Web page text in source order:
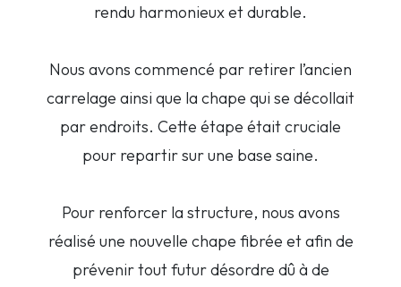
rendu harmonieux et durable.
Nous avons commencé par retirer l’ancien
carrelage ainsi que la chape qui se décollait
par endroits. Cette étape était cruciale
pour repartir sur une base saine.
Pour renforcer la structure, nous avons
réalisé une nouvelle chape fibrée et afin de
prévenir tout futur désordre dû à de